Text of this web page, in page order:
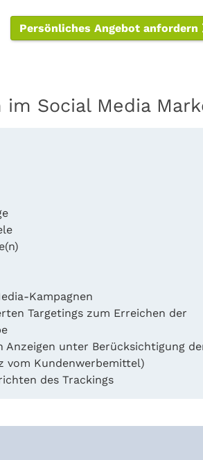
Persönliches Angebot anfordern
im Social Media
Kampagnen
Targetings zum Erreichen der
Anzeigen unter Berücksichtigung
vom Kundenwerbemittel)
des Trackings